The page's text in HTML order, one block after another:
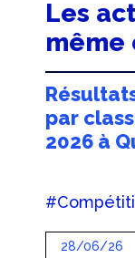
Les
même
par
2026 à
28/06/26